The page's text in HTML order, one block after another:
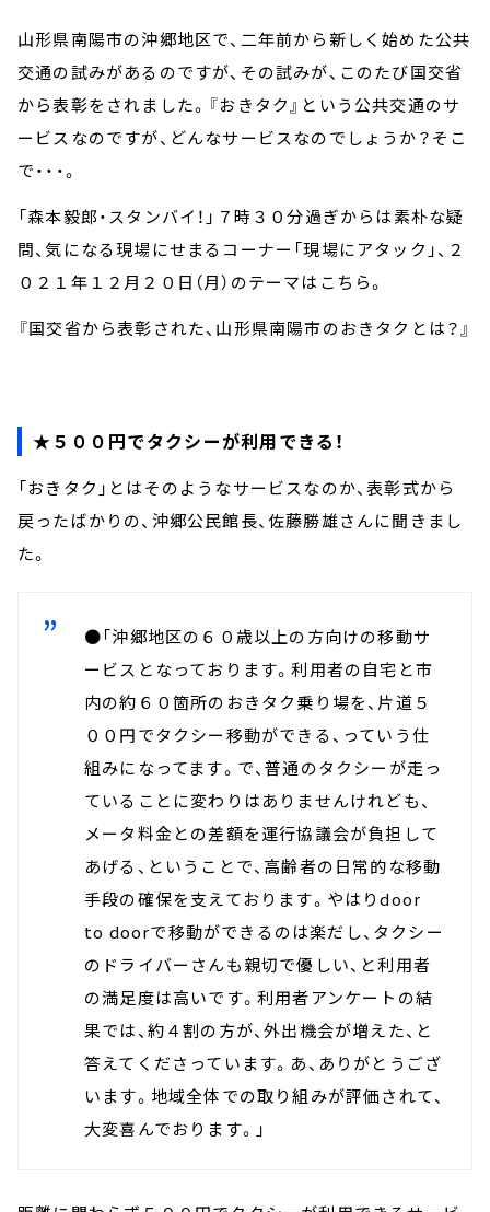
山形県南陽市の沖郷地区で、二年前から新しく始めた公共
交通の試みがあるのですが、その試みが、このたび国交省
から表彰をされました。『おきタク』という公共交通のサ
ービスなのですが、どんなサービスなのでしょうか？そこ
で・・・。
「森本毅郎・スタンバイ！」７時３０分過ぎからは素朴な疑
問、気になる現場にせまるコーナー「現場にアタック」、２
０２１年１２月２０日（月）のテーマはこちら。
『国交省から表彰された、山形県南陽市のおきタクとは？』
★５００円でタクシーが利用できる！
「おきタク」とはそのようなサービスなのか、表彰式から
戻ったばかりの、沖郷公民館長、佐藤勝雄さんに聞きまし
た。
●「沖郷地区の６０歳以上の方向けの移動サ
ービスとなっております。利用者の自宅と市
内の約６０箇所のおきタク乗り場を、片道５
００円でタクシー移動ができる、っていう仕
組みになってます。で、普通のタクシーが走っ
ていることに変わりはありませんけれども、
メータ料金との差額を運行協議会が負担して
あげる、ということで、高齢者の日常的な移動
手段の確保を支えております。やはりdoor
to doorで移動ができるのは楽だし、タクシー
のドライバーさんも親切で優しい、と利用者
の満足度は高いです。利用者アンケートの結
果では、約４割の方が、外出機会が増えた、と
答えてくださっています。あ、ありがとうござ
います。地域全体での取り組みが評価されて、
大変喜んでおります。」